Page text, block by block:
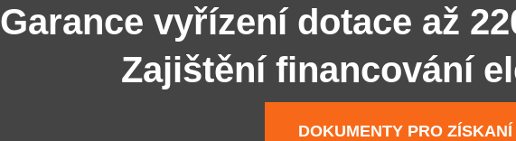
Garance vyřízení dotace až
Zajištění financování
DOKUMENTY PRO